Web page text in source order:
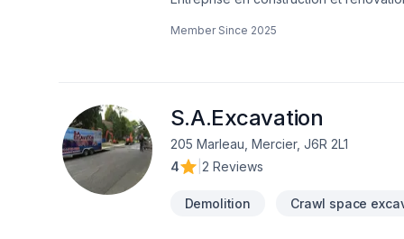
Member Since 2025
S.A.Excavation
205 Marleau, Mercier, J6R 2L1
4
2 Reviews
Demolition Crawl space